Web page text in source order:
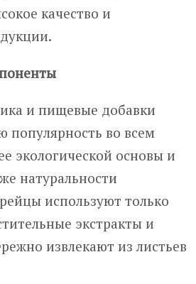
качество и
и пищевые добавки
популярность во всем
экологической основы и
натуральности
используют только
экстракты и
извлекают из листьев